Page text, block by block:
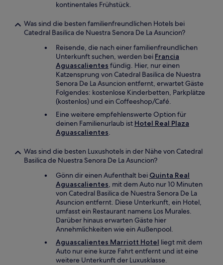
kontinentales Frühstück.
Was sind die besten familienfreundlichen Hotels bei
Catedral Basilica de Nuestra Senora De La Asuncion?
Reisende, die nach einer familienfreundlichen
Unterkunft suchen, werden bei Francia
Aguascalientes fündig. Hier, nur einen
Katzensprung von Catedral Basilica de Nuestra
Senora De La Asuncion entfernt, erwartet Gäste
Folgendes: kostenlose Kinderbetten, Parkplätze
(kostenlos) und ein Coffeeshop/Café.
Eine weitere empfehlenswerte Option für
deinen Familienurlaub ist Hotel Real Plaza
Aguascalientes.
Was sind die besten Luxushotels in der Nähe von Catedral
Basilica de Nuestra Senora De La Asuncion?
Gönn dir einen Aufenthalt bei Quinta Real
Aguascalientes, mit dem Auto nur 10 Minuten
von Catedral Basilica de Nuestra Senora De La
Asuncion entfernt. Diese Unterkunft, ein Hotel,
umfasst ein Restaurant namens Los Murales.
Darüber hinaus erwarten Gäste hier
Annehmlichkeiten wie ein Außenpool.
Aguascalientes Marriott Hotel liegt mit dem
Auto nur eine kurze Fahrt entfernt und ist eine
weitere Unterkunft der Luxusklasse.